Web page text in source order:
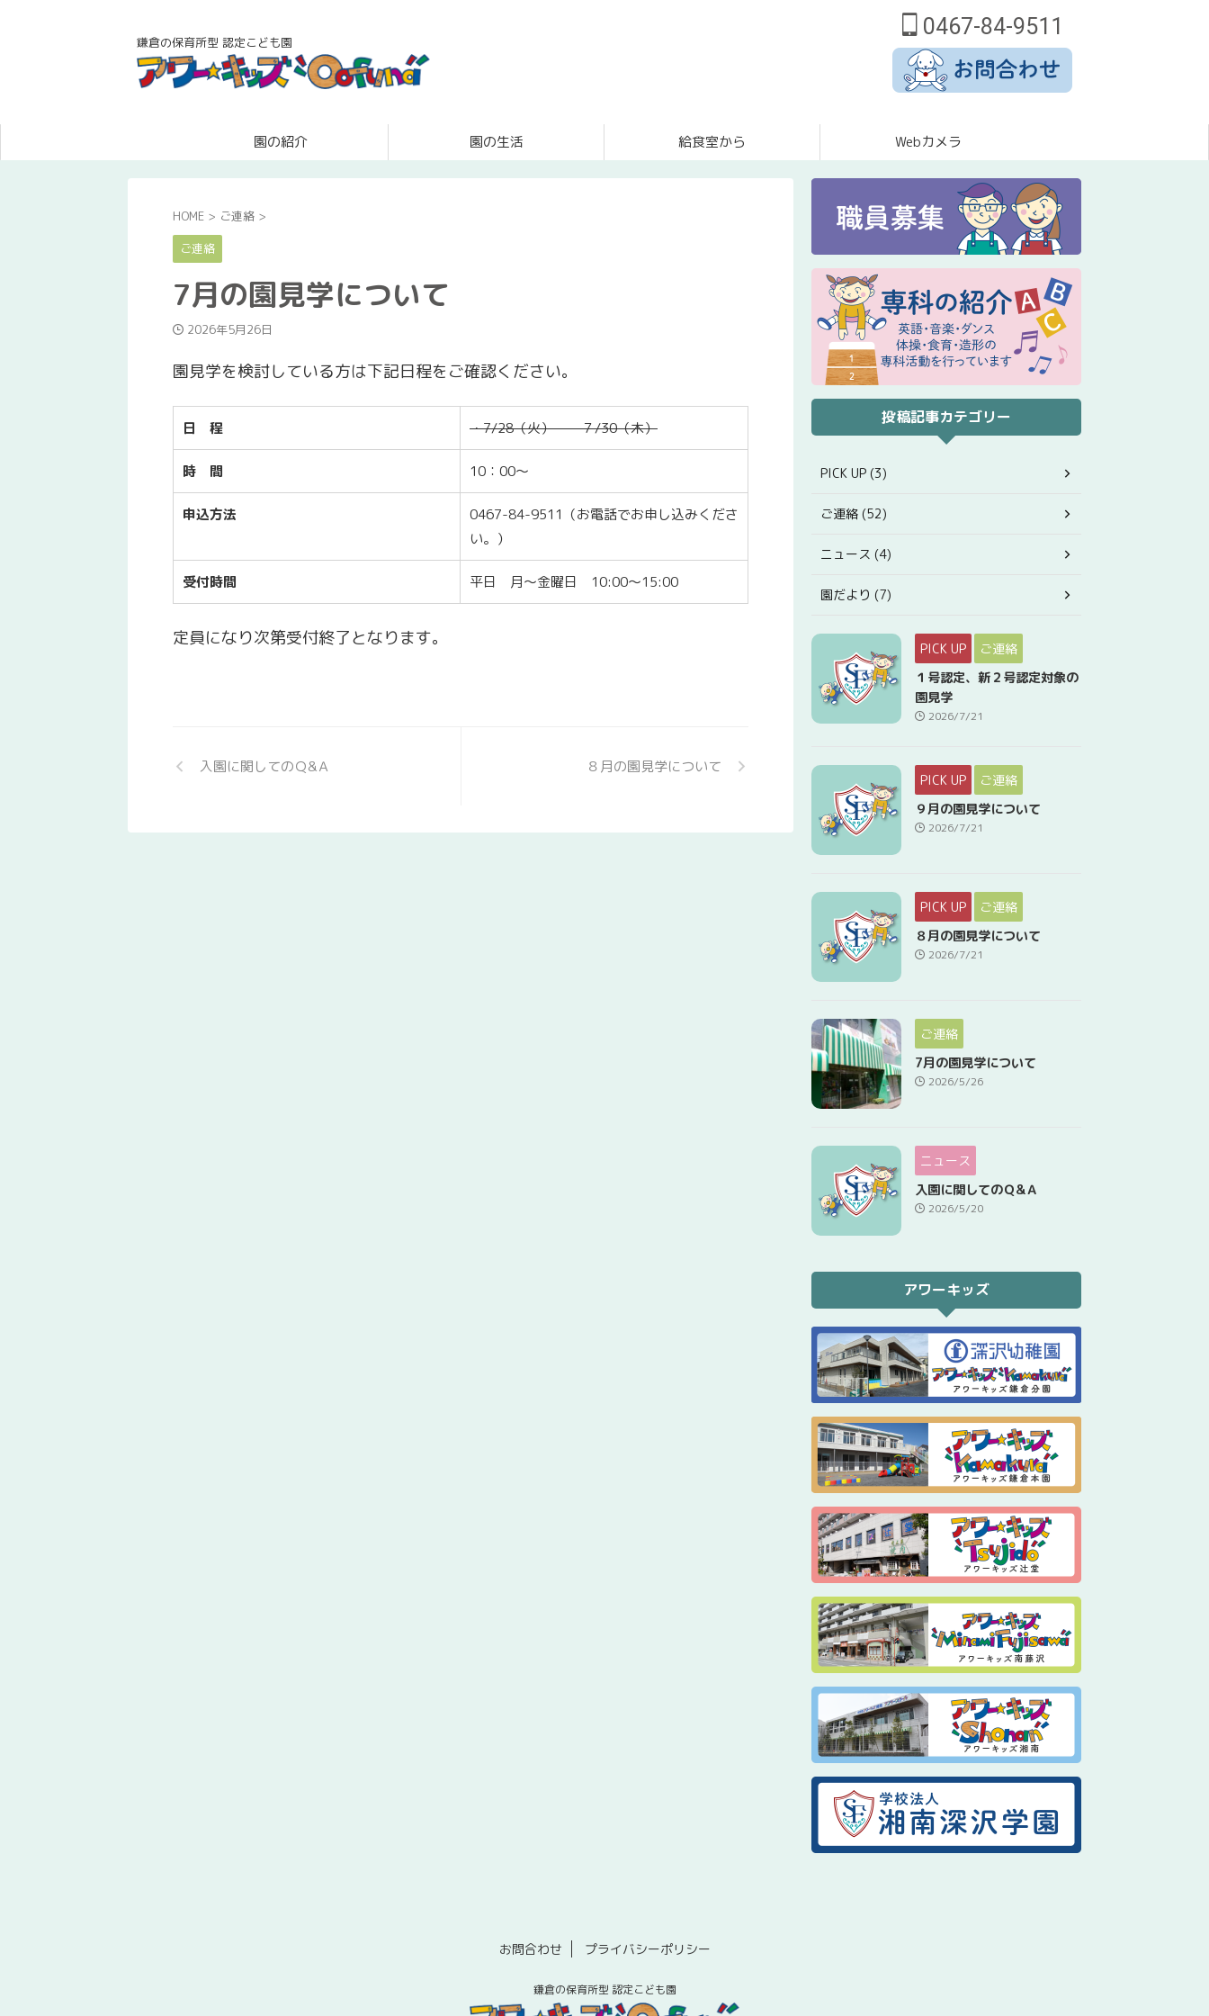
鎌倉の保育所型 認定こども園
0467-84-9511
園の紹介 園の生活 給食室から Webカメラ
HOME > ご連絡 >
ご連絡
7月の園見学について
2026年5月26日
園見学を検討している方は下記日程をご確認ください。
日 程 ・7/28（火） ７/30（木）
時 間 10：00～
申込方法
0467-84-9511（お電話でお申し込みくださ
い。）
受付時間 平日 月～金曜日 10:00～15:00
定員になり次第受付終了となります。
入園に関してのＱ&Ａ ８月の園見学について
投稿記事カテゴリー
PICK UP (3)
ご連絡 (52)
ニュース (4)
園だより (7)
PICK UP ご連絡
１号認定、新２号認定対象の
園見学
2026/7/21
PICK UP ご連絡
９月の園見学について
2026/7/21
PICK UP ご連絡
８月の園見学について
2026/7/21
ご連絡
7月の園見学について
2026/5/26
ニュース
入園に関してのＱ&Ａ
2026/5/20
アワーキッズ
お問合わせ プライバシーポリシー
鎌倉の保育所型 認定こども園